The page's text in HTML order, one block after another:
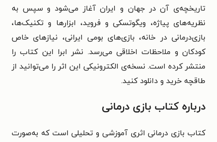
تاریخچه‌ی آن در جهان و ایران آغاز می‌شود و سپس به
نظریه‌های پیاژه، ویگوتسکی و فروید، ابزارها و تکنیک‌ها،
بازی‌درمانی در خانه، بازی‌های بومی ایرانی، نیازهای خاص
کودکان و ملاحظات اخلاقی می‌رسد. نشر ابرا این کتاب را
منتشر کرده است. نسخه‌ی الکترونیکی این اثر را می‌توانید از
طاقچه خرید و دانلود کنید.
درباره کتاب بازی درمانی
کتاب بازی درمانی اثری آموزشی و تحلیلی است که به‌صورت